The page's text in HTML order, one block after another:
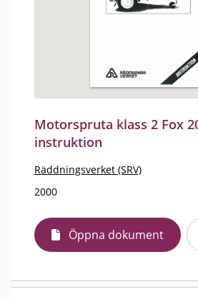
Motorspruta klass 2 Fox
instruktion
Räddningsverket (SRV)
2000
Öppna dokument